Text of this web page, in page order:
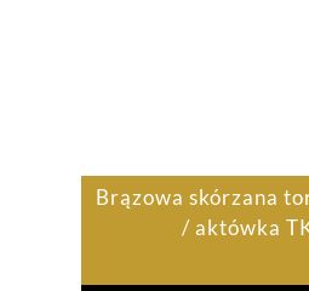
Brązowa skórzana
/ aktówka